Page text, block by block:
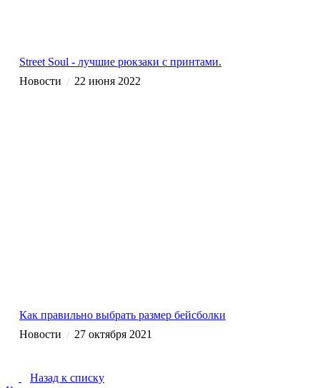
Street Soul - лучшие рюкзаки с принтами.
Новости / 22 июня 2022
Как правильно выбрать размер бейсболки
Новости / 27 октября 2021
Назад к списку